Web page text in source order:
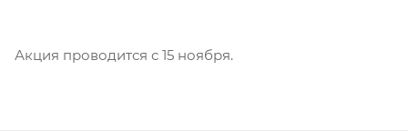
Акция проводится с 15 ноября.